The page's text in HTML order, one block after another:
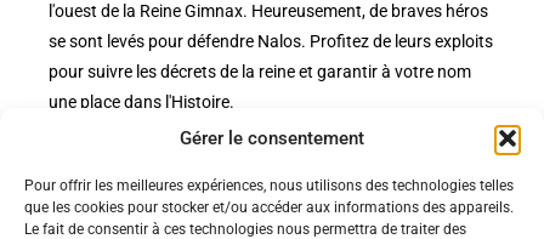
Gérer le consentement
Pour offrir les meilleures expériences, nous utilisons des technologies telles
que les cookies pour stocker et/ou accéder aux informations des appareils.
Le fait de consentir à ces technologies nous permettra de traiter des
l'ouest de la Reine Gimnax. Heureusement, de braves héros
se sont levés pour défendre Nalos. Profitez de leurs exploits
pour suivre les décrets de la reine et garantir à votre nom
une place dans l'Histoire.
Nos pages
Politiques